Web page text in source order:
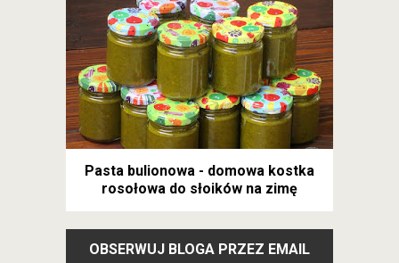
Pasta bulionowa - domowa kostka
rosołowa do słoików na zimę
OBSERWUJ BLOGA PRZEZ EMAIL